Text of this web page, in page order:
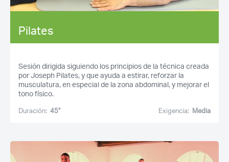
Pilates
Sesión dirigida siguiendo los principios de la técnica creada
por Joseph Pilates, y que ayuda a estirar, reforzar la
musculatura, en especial de la zona abdominal, y mejorar el
tono físico.
Duración: 45'' Exigencia: Media